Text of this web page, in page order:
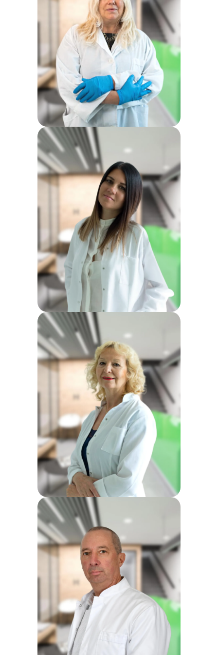
Specijalista radiologije
Prim. dr Biljana Đokić
Specijalista radiologije
Dr Ljiljana Ristić
Specijalista radiologije i
onkologije
Dr Milijana Lazović